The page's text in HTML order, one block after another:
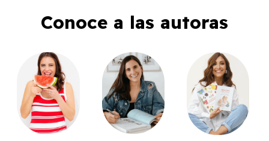
Conoce a las autoras